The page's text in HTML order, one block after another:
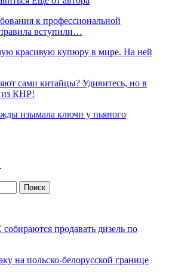
к профессиональной
вступили…
красивую купюру в мире. На ней
сами китайцы? Удивитесь, но в
из КНР!
изымала ключи у пьяного
продавать дизель по
на польско-белорусской границе